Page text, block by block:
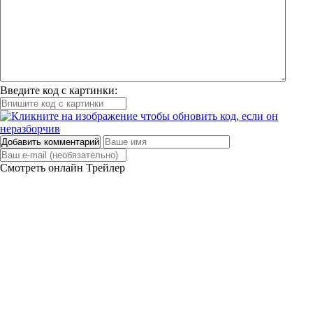
Введите код с картинки:
Добавить комментарий
Смотреть онлайн Трейлер